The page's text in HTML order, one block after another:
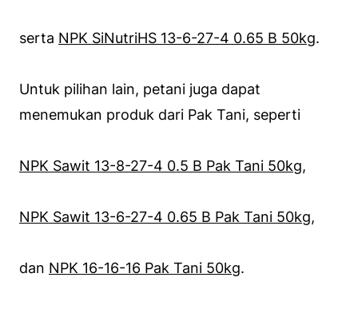
serta NPK SiNutriHS 13-6-27-4 0.65 B 50kg.
Untuk pilihan lain, petani juga dapat
menemukan produk dari Pak Tani, seperti
NPK Sawit 13-8-27-4 0.5 B Pak Tani 50kg,
NPK Sawit 13-6-27-4 0.65 B Pak Tani 50kg,
dan NPK 16-16-16 Pak Tani 50kg.